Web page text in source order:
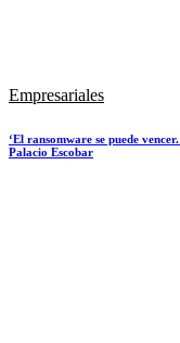
Empresariales
‘El ransomware se puede
Palacio Escobar